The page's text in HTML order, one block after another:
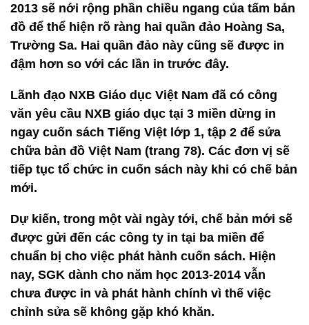
2013 sẽ nới rộng phần chiều ngang của tấm bản
đồ để thể hiện rõ ràng hai quần đảo Hoàng Sa,
Trường Sa. Hai quần đảo này cũng sẽ được in
đậm hơn so với các lần in trước đây.
Lãnh đạo NXB Giáo dục Việt Nam đã có công
văn yêu cầu NXB giáo dục tại 3 miền dừng in
ngay cuốn sách Tiếng Việt lớp 1, tập 2 để sửa
chữa bản đồ Việt Nam (trang 78). Các đơn vị sẽ
tiếp tục tổ chức in cuốn sách này khi có chế bản
mới.
Dự kiến, trong một vài ngày tới, chế bản mới sẽ
được gửi đến các công ty in tại ba miền để
chuẩn bị cho việc phát hành cuốn sách. Hiện
nay, SGK dành cho năm học 2013-2014 vẫn
chưa được in và phát hành chính vì thế việc
chỉnh sửa sẽ không gặp khó khăn.